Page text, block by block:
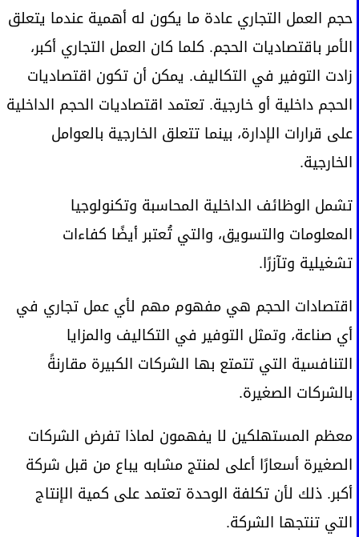
حجم العمل التجاري عادة ما يكون له أهمية عندما يتعلق
الأمر باقتصاديات الحجم. كلما كان العمل التجاري أكبر،
زادت التوفير في التكاليف. يمكن أن تكون اقتصاديات
الحجم داخلية أو خارجية. تعتمد اقتصاديات الحجم الداخلية
على قرارات الإدارة، بينما تتعلق الخارجية بالعوامل
الخارجية.
تشمل الوظائف الداخلية المحاسبة وتكنولوجيا
المعلومات والتسويق، والتي تُعتبر أيضًا كفاءات
تشغيلية وتآزرًا.
اقتصادات الحجم هي مفهوم مهم لأي عمل تجاري في
أي صناعة، وتمثل التوفير في التكاليف والمزايا
التنافسية التي تتمتع بها الشركات الكبيرة مقارنةً
بالشركات الصغيرة.
معظم المستهلكين لا يفهمون لماذا تفرض الشركات
الصغيرة أسعارًا أعلى لمنتج مشابه يباع من قبل شركة
أكبر. ذلك لأن تكلفة الوحدة تعتمد على كمية الإنتاج
التي تنتجها الشركة.